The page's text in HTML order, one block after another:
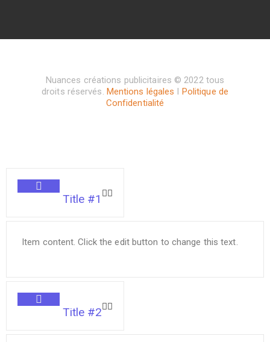
Nuances créations publicitaires © 2022 tous
droits réservés. Mentions légales I Politique de
Confidentialité
Title #1
Item content. Click the edit button to change this text.
Title #2